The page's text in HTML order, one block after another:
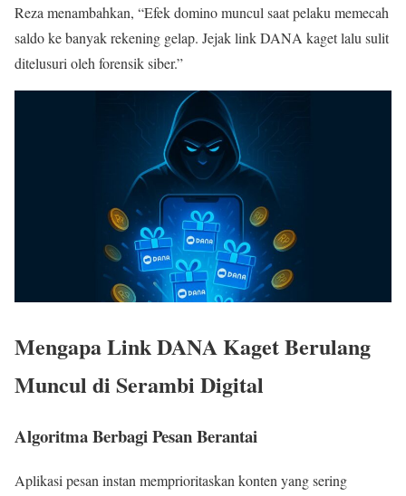
Reza menambahkan, “Efek domino muncul saat pelaku memecah
saldo ke banyak rekening gelap. Jejak link DANA kaget lalu sulit
ditelusuri oleh forensik siber.”
Mengapa Link DANA Kaget Berulang
Muncul di Serambi Digital
Algoritma Berbagi Pesan Berantai
Aplikasi pesan instan memprioritaskan konten yang sering